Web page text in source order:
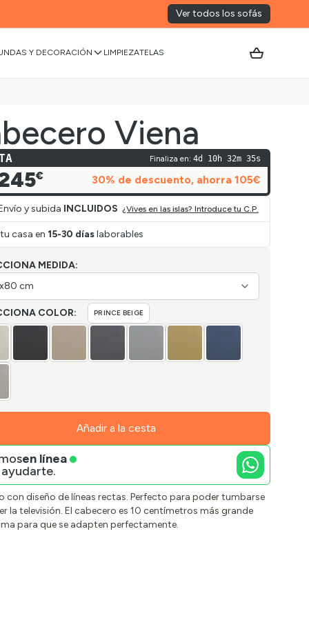
Ver todos los sofás
Y DECORACIÓN LIMPIEZATELAS
Viena
Finaliza en: 4d 10h 32m 35s
€ 30% de descuento, ahorra 105€
y subida INCLUIDOS ¿Vives en las islas? Introduce tu C.P.
casa en 15-30 díaslaborables
MEDIDA:
cm
COLOR: PRINCE BEIGE
Añadir a la cesta
en línea
con diseño de líneas rectas. Perfecto para poder tumbarse
la televisión. El cabecero es 10 centímetros más grande
para que se adapten perfectamente.